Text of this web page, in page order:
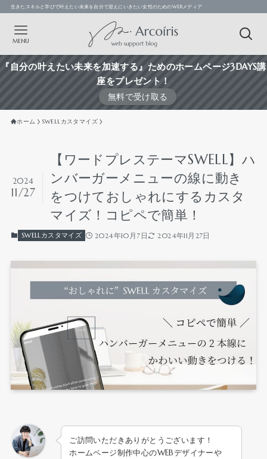
生きたスキルと学びで叶えたい未来を自分で迎えにいきたい女性のためのWEBメディア
MENU
『自分の叶えたい未来を加速する』ためのホームページ3DAYS講
座をプレゼント！
無料で受け取る
ホーム SWELLカスタマイズ
【ワードプレステーマSWELL】ハ
ンバーガーメニューの線に動き
をつけておしゃれにするカスタ
マイズ！コピペで簡単！
2024
11/27
SWELLカスタマイズ 2024年10月7日 2024年11月27日
ご訪問いただきありがとうございます！
ホームページ制作中心のWEBデザイナーや